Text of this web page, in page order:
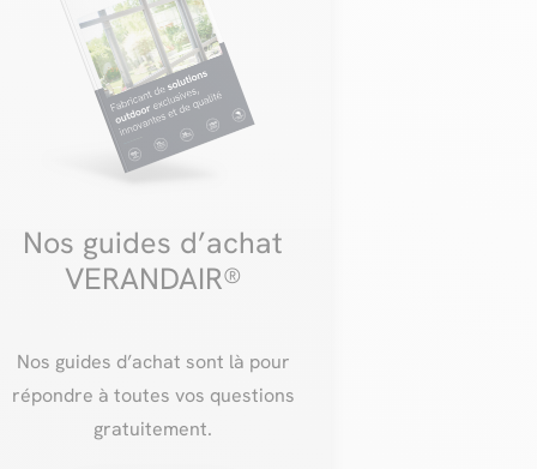
Nos guides d’achat
VERANDAIR®
Nos guides d’achat sont là pour
répondre à toutes vos questions
gratuitement.